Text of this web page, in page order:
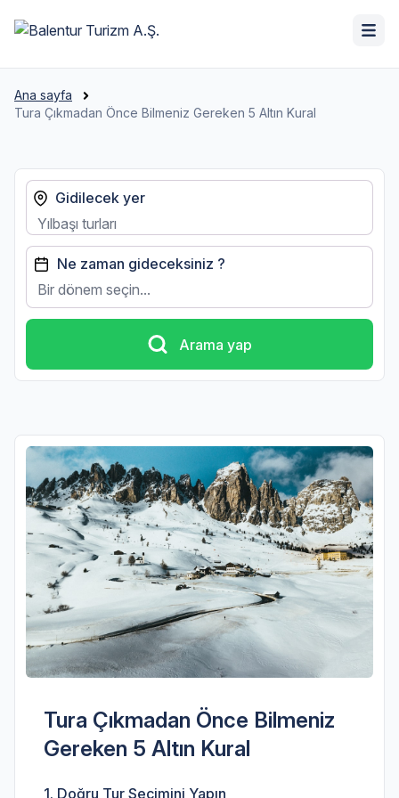
Ana sayfa
Tura Çıkmadan Önce Bilmeniz Gereken 5 Altın Kural
Gidilecek yer
Ne zaman gideceksiniz ?
Bir dönem seçin...
Arama yap
Tura Çıkmadan Önce Bilmeniz
Gereken 5 Altın Kural
1. Doğru Tur Seçimini Yapın